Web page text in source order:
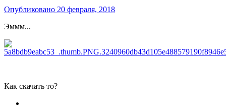
Опубликовано 20 февраля, 2018
Эммм...
Как скачать то?